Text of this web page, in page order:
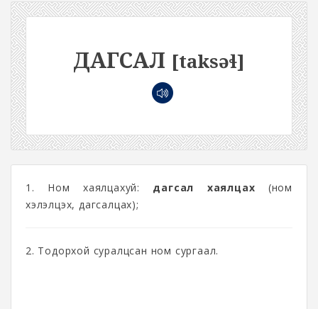
ДАГСАЛ [taksəɬ]
1. Ном хаялцахуй: дагсал хаялцах (ном
хэлэлцэх, дагсалцах);
2. Тодорхой суралцсан ном сургаал.